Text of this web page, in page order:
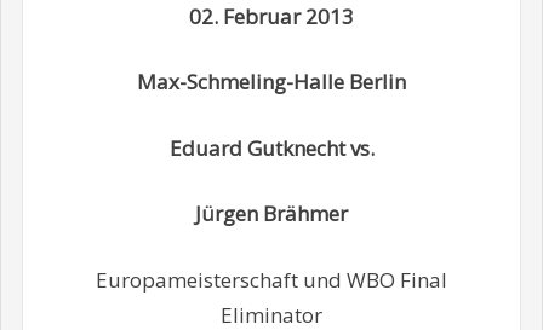
02. Februar 2013
Max-Schmeling-Halle Berlin
Eduard Gutknecht vs.
Jürgen Brähmer
Europameisterschaft und WBO Final
Eliminator